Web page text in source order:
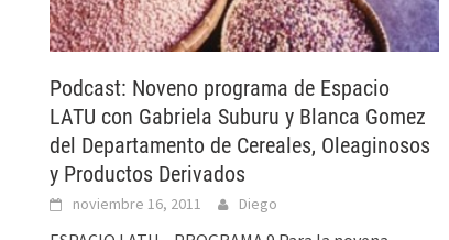
Podcast: Noveno programa de Espacio
LATU con Gabriela Suburu y Blanca Gomez
del Departamento de Cereales, Oleaginosos
y Productos Derivados
noviembre 16, 2011 Diego